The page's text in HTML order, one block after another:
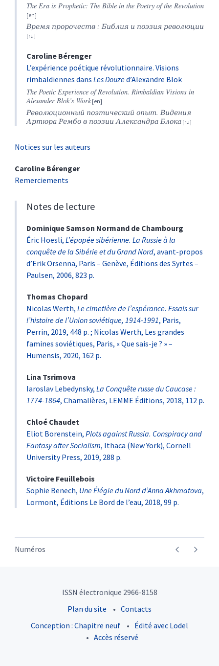
The Era is Prophetic: The Bible in the Poetry of the Revolution
Время пророчеств : Библия и поэзия революции
Caroline Bérenger
L’expérience poétique révolutionnaire. Visions
rimbaldiennes dans Les Douzed’Alexandre Blok
The Poetic Experience of Revolution. Rimbaldian Visions in
Alexander Blok’s Work
Революционный поэтический опыт. Видения
Артюра Рембо в поэзии Александра Блока
Notices sur les auteurs
Caroline Bérenger
Remerciements
Notes de lecture
DominiqueSamson Normand de Chambourg
Éric Hoesli, L’épopée sibérienne. La Russie à la
conquête de la Sibérie et du Grand Nord, avant-propos
d’Erik Orsenna, Paris – Genève, Éditions des Syrtes –
Paulsen, 2006, 823 p.
Thomas Chopard
Nicolas Werth, Le cimetière de l’espérance. Essais sur
l’histoire de l’Union soviétique, 1914-1991, Paris,
Perrin, 2019, 448 p. ; Nicolas Werth, Les grandes
famines soviétiques, Paris, « Que sais-je ? » –
Humensis, 2020, 162 p.
Lina Tsrimova
Iaroslav Lebedynsky, La Conquête russe du Caucase :
1774-1864, Chamalières, LEMME Éditions, 2018, 112 p.
Chloé Chaudet
Eliot Borenstein, Plots against Russia. Conspiracy and
Fantasy after Socialism, Ithaca (New York), Cornell
University Press, 2019, 288 p.
Victoire Feuillebois
Sophie Benech, Une Élégie du Nord d’Anna Akhmatova,
Lormont, Éditions Le Bord de l’eau, 2018, 99 p.
Numéros
ISSN électronique 2966-8158
Plan du site
Contacts
Conception : Chapitre neuf
Édité avec Lodel
Accès réservé